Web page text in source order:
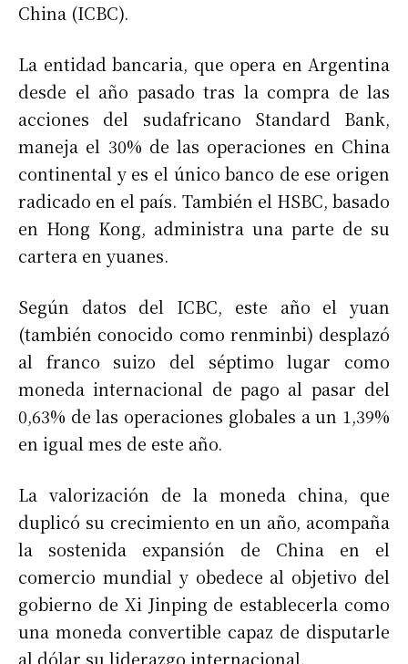
China (ICBC).
La entidad bancaria, que opera en Argentina
desde el año pasado tras la compra de las
acciones del sudafricano Standard Bank,
maneja el 30% de las operaciones en China
continental y es el único banco de ese origen
radicado en el país. También el HSBC, basado
en Hong Kong, administra una parte de su
cartera en yuanes.
Según datos del ICBC, este año el yuan
(también conocido como renminbi) desplazó
al franco suizo del séptimo lugar como
moneda internacional de pago al pasar del
0,63% de las operaciones globales a un 1,39%
en igual mes de este año.
La valorización de la moneda china, que
duplicó su crecimiento en un año, acompaña
la sostenida expansión de China en el
comercio mundial y obedece al objetivo del
gobierno de Xi Jinping de establecerla como
una moneda convertible capaz de disputarle
al dólar su liderazgo internacional.